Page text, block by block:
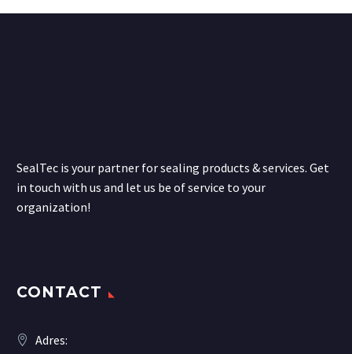
SealTec is your partner for sealing products & services. Get
in touch with us and let us be of service to your
organization!
CONTACT
Adres: